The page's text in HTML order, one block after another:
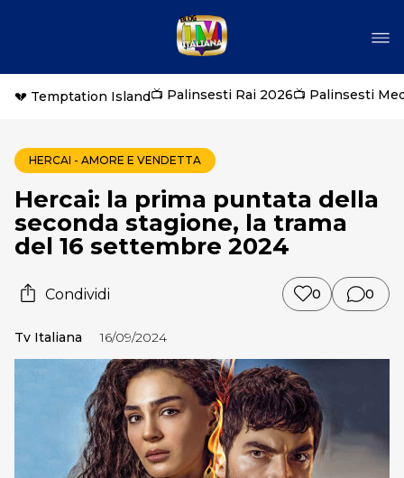
💔 Temptation Island📺 Palinsesti Rai 2026📺 Palinsesti
HERCAI - AMORE E VENDETTA
Hercai: la prima puntata della
seconda stagione, la trama
del 16 settembre 2024
Condividi 0 0
Tv Italiana 16/09/2024